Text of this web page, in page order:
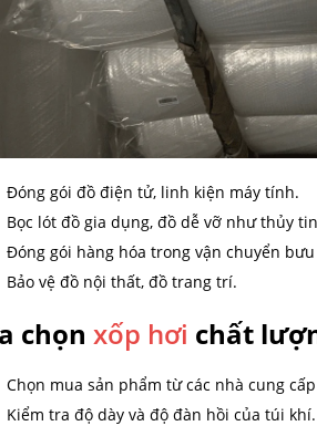
Đóng gói đồ điện tử, linh kiện máy tính.
Bọc lót đồ gia dụng, đồ dễ vỡ như thủy
Đóng gói hàng hóa trong vận chuyển
Bảo vệ đồ nội thất, đồ trang trí.
chọn xốp hơi chất
Chọn mua sản phẩm từ các nhà cung
Kiểm tra độ dày và độ đàn hồi của túi khí.